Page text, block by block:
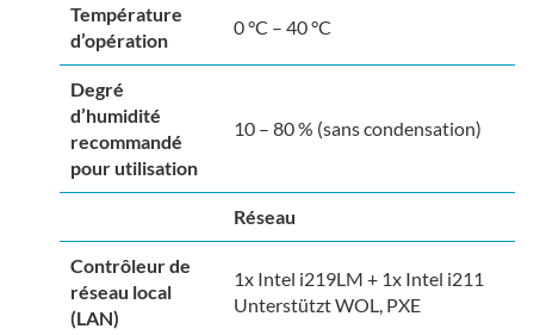
Température
d’opération
0 °C – 40 °C
Degré
d’humidité
recommandé
pour utilisation
10 – 80 % (sans condensation)
Réseau
Contrôleur de
réseau local
(LAN)
1x Intel i219LM + 1x Intel i211
Unterstützt WOL, PXE